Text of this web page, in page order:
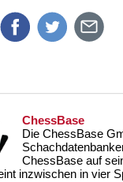
ChessBase
Die ChessBase
ChessBase auf
inzwischen in vier